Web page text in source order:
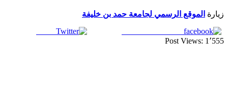
زيارة الموقع الرسمي لجامعة حمد بن خليفة
Post Views: 1٬555